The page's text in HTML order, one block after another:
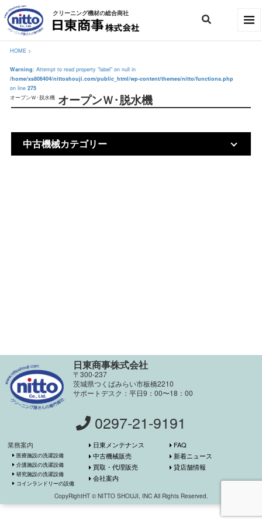
クリーニング機材の総合商社
HOME >
Warning: Attempt to read property "label" on null in
/home/xs806404/nittoshouji.com/public_html/wp-content/themes/nitto/functions.php
on line 275
オープンＷ･脱水機 オープンＷ･脱水機
中古機械カテゴリー
日東商事株式会社
〒300-237
茨城県つくばみらい市板橋2210
サポートデスク：平日9：00〜18：00
0297-21-9191
業務案内
医療施設の洗濯設備
介護施設の洗濯設備
研究施設の洗濯設備
コインランドリーの設備
日東メンテナンス
中古機械販売
買取・代理販売
会社案内
FAQ
新着ニュース
貸店舗情報
CopyRightHT © NITTO SHOUJI, INC All Rights Reserved.